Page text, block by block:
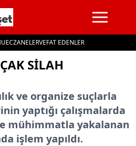
ECZANELERVEFAT EDENLER
SILAH
ve organize suçlarla
yaptığı çalışmalarda
mühimmatla yakalanan
işlem yapıldı.